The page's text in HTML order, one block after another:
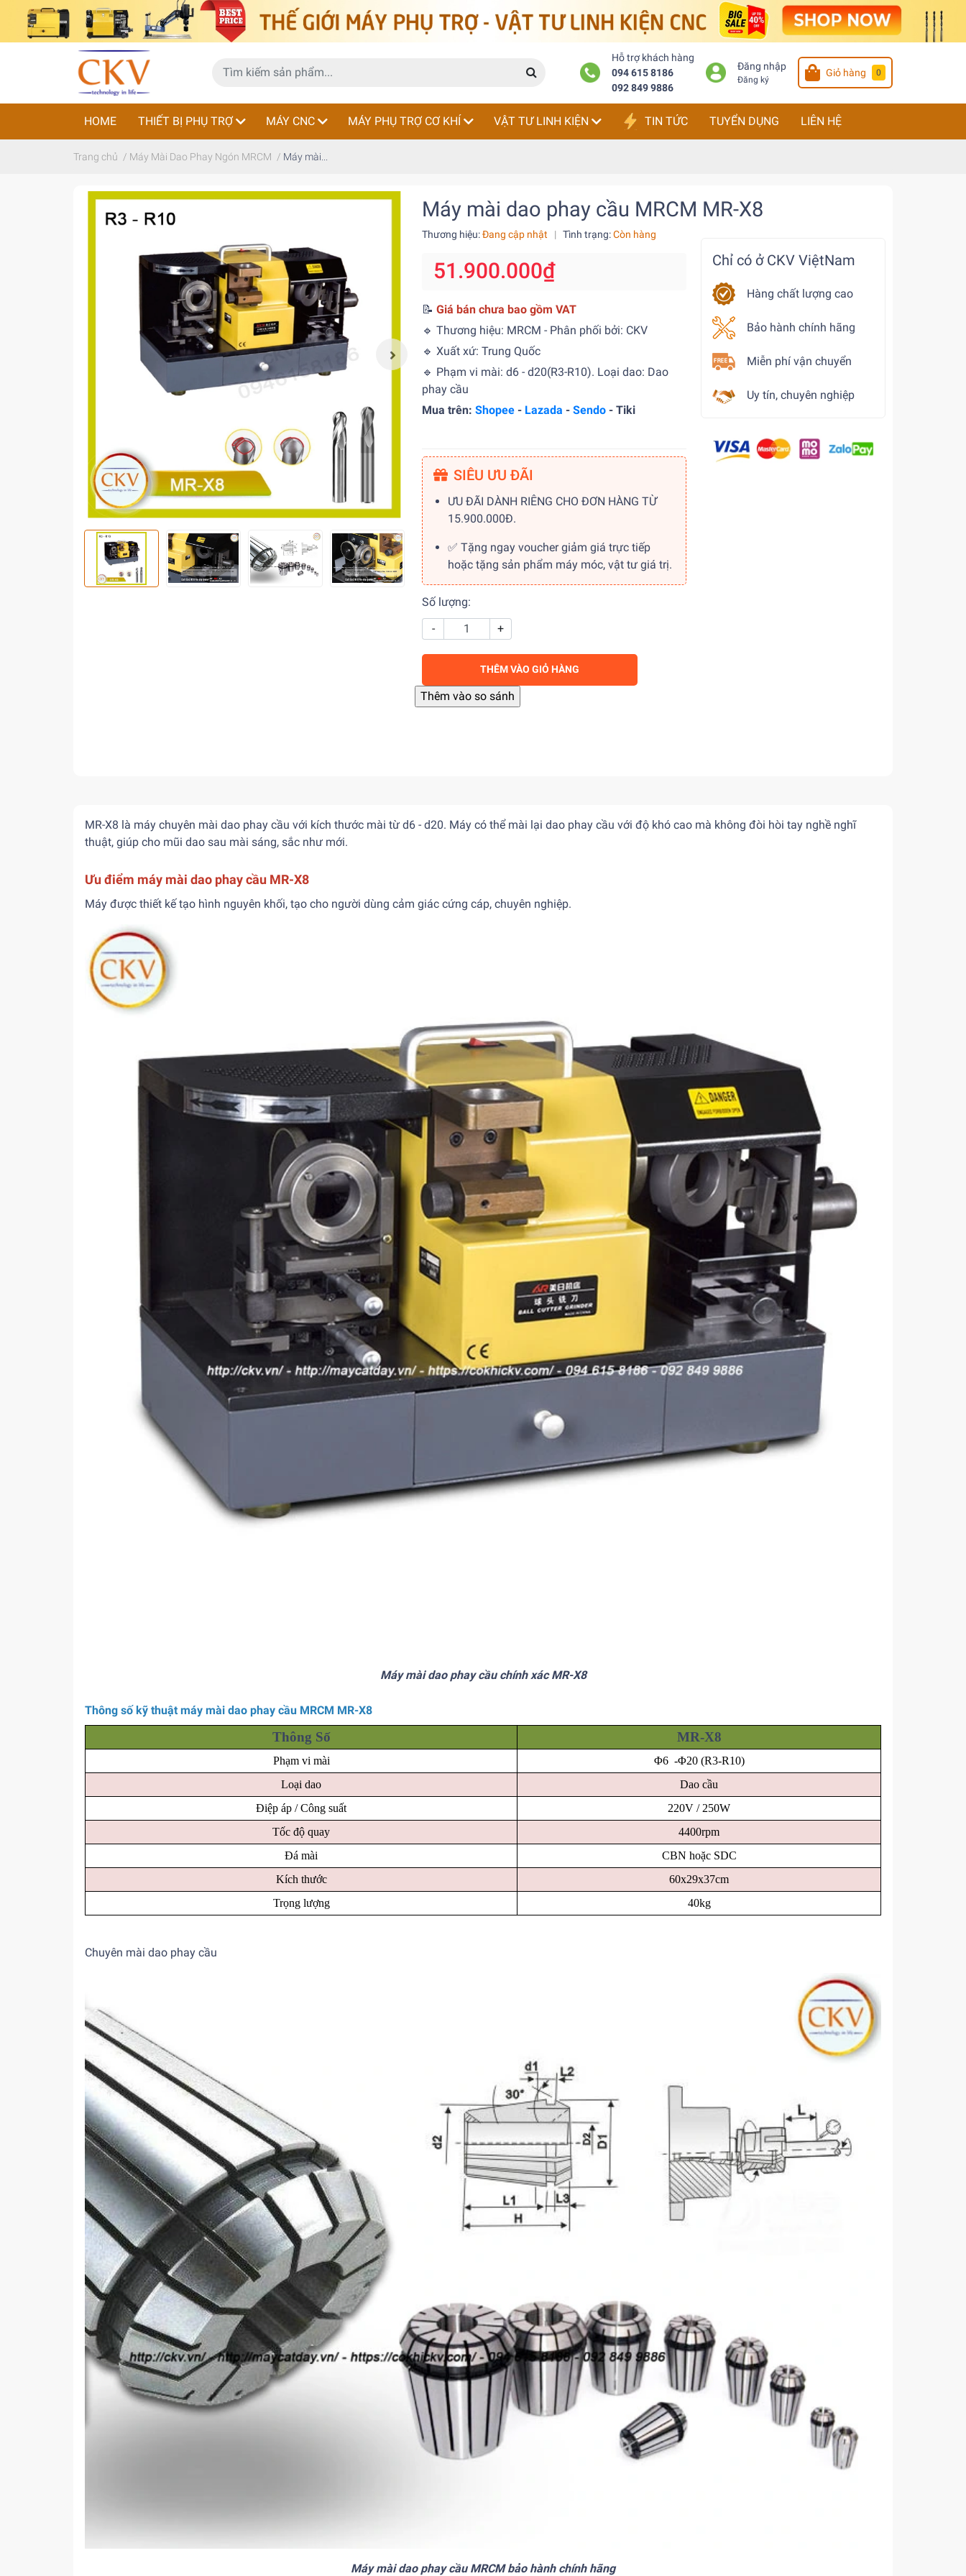
Hỗ trợ khách hàng
094 615 8186
092 849 9886
Đăng nhập
Đăng ký
Giỏ hàng 0
HOME THIẾT BỊ PHỤ TRỢ MÁY CNC MÁY PHỤ TRỢ CƠ KHÍ VẬT TƯ LINH KIỆN TIN TỨC TUYỂN DỤNG LIÊN HỆ
Trang chủ / Máy Mài Dao Phay Ngón MRCM / Máy mài...
Máy mài dao phay cầu MRCM MR-X8
Thương hiệu:Đang cập nhật | Tình trạng:Còn hàng
51.900.000₫
📝 Giá bán chưa bao gồm VAT
🔹 Thương hiệu: MRCM - Phân phối bởi: CKV
🔹 Xuất xứ: Trung Quốc
🔹 Phạm vi mài: d6 - d20(R3-R10). Loại dao: Dao
phay cầu
Mua trên: Shopee - Lazada - Sendo - Tiki
SIÊU ƯU ĐÃI
ƯU ĐÃI DÀNH RIÊNG CHO ĐƠN HÀNG TỪ
15.900.000Đ.
✅ Tặng ngay voucher giảm giá trực tiếp
hoặc tặng sản phẩm máy móc, vật tư giá trị.
Số lượng:
-
+
THÊM VÀO GIỎ HÀNG
Chỉ có ở CKV ViệtNam
Hàng chất lượng cao
Bảo hành chính hãng
Miễn phí vận chuyển
Uy tín, chuyên nghiệp
MR-X8 là máy chuyên mài dao phay cầu với kích thước mài từ d6 - d20. Máy có thể mài lại dao phay cầu với độ khó cao mà không đòi hòi tay nghề nghĩ
thuật, giúp cho mũi dao sau mài sáng, sắc như mới.
Ưu điểm máy mài dao phay cầu MR-X8
Máy được thiết kế tạo hình nguyên khối, tạo cho người dùng cảm giác cứng cáp, chuyên nghiệp.
Máy mài dao phay cầu chính xác MR-X8
Thông số kỹ thuật máy mài dao phay cầu MRCM MR-X8
Thông Số MR-X8
Phạm vi mài
Φ6 -Φ20 (R3-R10)
Loại dao
Dao cầu
Điệp áp / Công suất
220V / 250W
Tốc độ quay
4400rpm
Đá mài
CBN hoặc SDC
Kích thước
60x29x37cm
Trọng lượng
40kg
Chuyên mài dao phay cầu
Máy mài dao phay cầu MRCM bảo hành chính hãng